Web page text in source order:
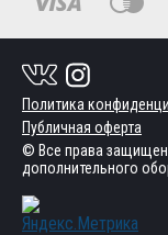
Политика
Публичная оферта
© Все права
дополнительного